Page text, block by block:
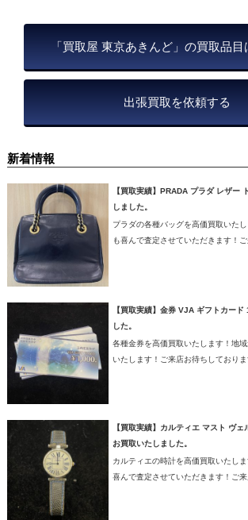
「買取屋 東京あきんど」の買取品目
出張買取を依頼する
新着情報
【買取実績】PRADA プラダ レザー
しました。
プラダの各種バッグを高価買取いた
も喜んで査定させていただきます！
【買取実績】金券 VJA ギフトカー
した。
各種金券を高価買取いたします！地
いたします！ご来店お待ちしておりま
【買取実績】カルティエ マスト ヴ
お買取いたしました。
カルティエの時計を高価買取いたし
喜んで査定させていただきます！ご